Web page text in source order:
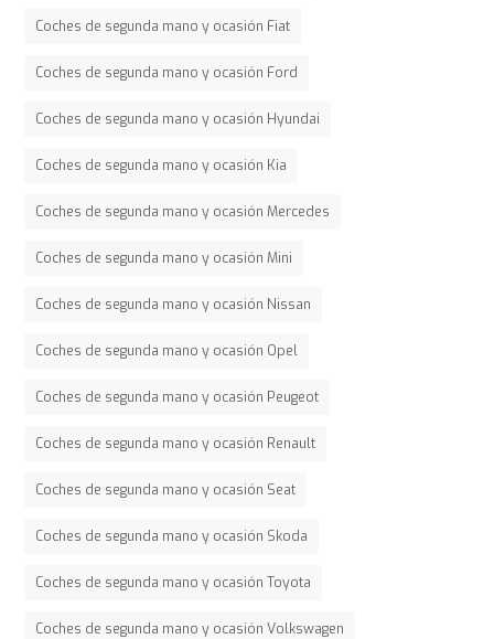
Coches de segunda mano y ocasión Fiat
Coches de segunda mano y ocasión Ford
Coches de segunda mano y ocasión Hyundai
Coches de segunda mano y ocasión Kia
Coches de segunda mano y ocasión Mercedes
Coches de segunda mano y ocasión Mini
Coches de segunda mano y ocasión Nissan
Coches de segunda mano y ocasión Opel
Coches de segunda mano y ocasión Peugeot
Coches de segunda mano y ocasión Renault
Coches de segunda mano y ocasión Seat
Coches de segunda mano y ocasión Skoda
Coches de segunda mano y ocasión Toyota
Coches de segunda mano y ocasión Volkswagen